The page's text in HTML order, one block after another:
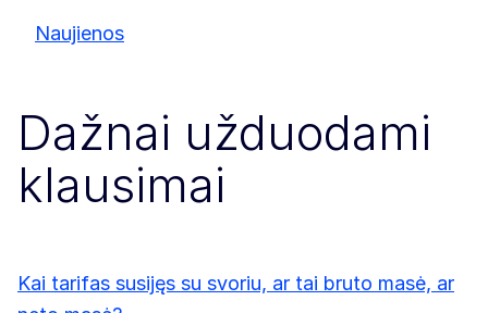
Naujienos
Dažnai užduodami
klausimai
Kai tarifas susijęs su svoriu, ar tai bruto masė, ar